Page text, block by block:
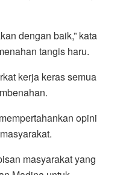
dengan baik,” kata
tangis haru.
kerja keras semua
opini
masyarakat yang